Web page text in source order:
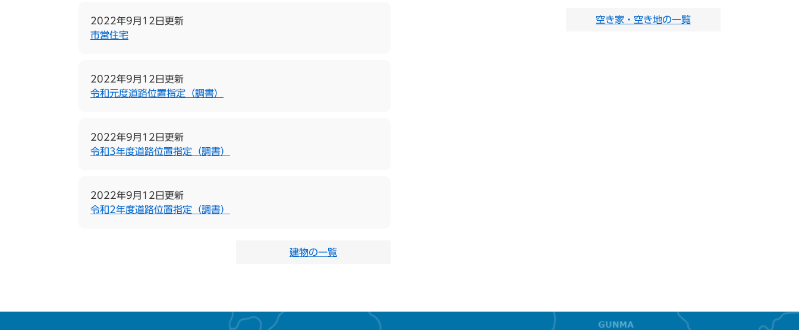
2022年9月12日更新
市営住宅
2022年9月12日更新
令和元度道路位置指定（調書）
2022年9月12日更新
令和3年度道路位置指定（調書）
2022年9月12日更新
令和2年度道路位置指定（調書）
建物の一覧
空き家・空き地の一覧